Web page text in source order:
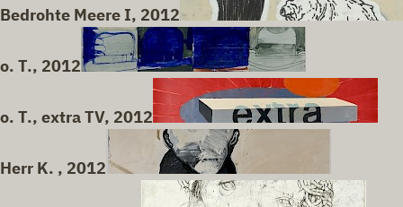
Bedrohte Meere I, 2012
o. T., 2012
o. T., extra TV, 2012
Herr K. , 2012